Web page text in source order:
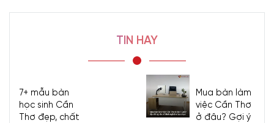
TIN HAY
7+ mẫu bàn
học sinh Cần
Thơ đẹp, chất
Mua bàn làm
việc Cần Thơ
ở đâu? Gợi ý